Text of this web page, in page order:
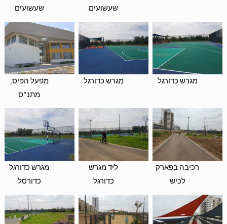
שעשועים
שעשועים
מפעל הפיס,
מתנ"ס
מגרש כדורגל מגרש כדורגל
מגרש כדורגל
כדורסל
ליד מגרש
כדורגל
רכיבה בפארק
לכיש